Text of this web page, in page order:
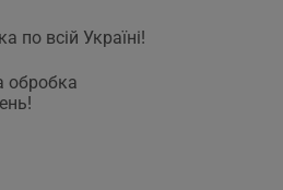
по всій Україні!
обробка